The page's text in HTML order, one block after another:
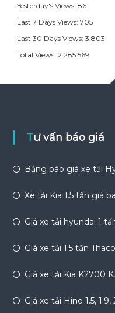
Yesterday's Views: 86
Last 7 Days Views: 705
Last 30 Days Views: 3.803
Total Views: 2.285.569
Tư vấn báo giá
Bảng báo giá xe tải
Xe tải Kia 1.5 tấn giá
Giá xe tải hyundai 1
Giá xe tải 1.5 tấn
Giá xe tải Kia K2700
Giá xe tải Hino 1.5, 1.9,